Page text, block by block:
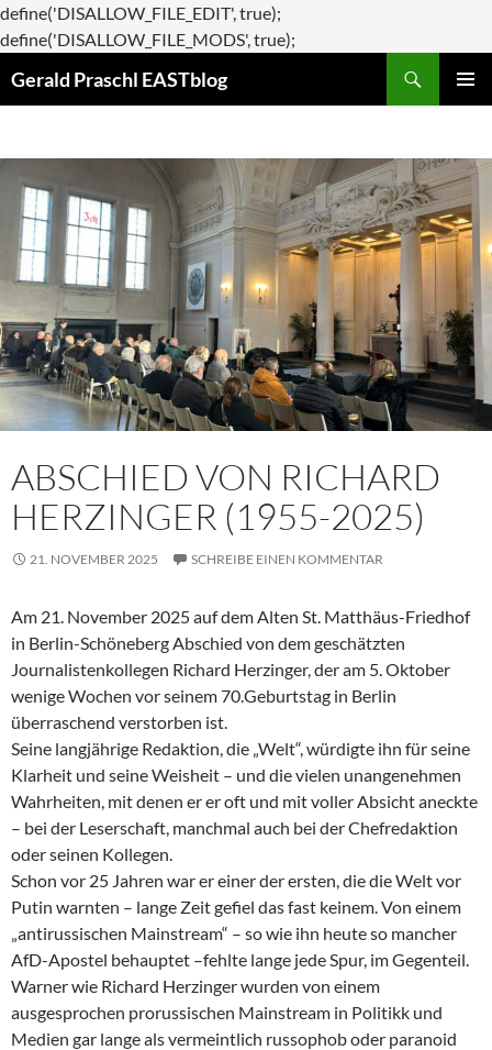
define('DISALLOW_FILE_EDIT', true);
define('DISALLOW_FILE_MODS', true);
Gerald Praschl EASTblog
ABSCHIED VON RICHARD
HERZINGER (1955-2025)
21. NOVEMBER 2025 SCHREIBE EINEN KOMMENTAR
Am 21. November 2025 auf dem Alten St. Matthäus-Friedhof
in Berlin-Schöneberg Abschied von dem geschätzten
Journalistenkollegen Richard Herzinger, der am 5. Oktober
wenige Wochen vor seinem 70.Geburtstag in Berlin
überraschend verstorben ist.
Seine langjährige Redaktion, die „Welt“, würdigte ihn für seine
Klarheit und seine Weisheit – und die vielen unangenehmen
Wahrheiten, mit denen er er oft und mit voller Absicht aneckte
– bei der Leserschaft, manchmal auch bei der Chefredaktion
oder seinen Kollegen.
Schon vor 25 Jahren war er einer der ersten, die die Welt vor
Putin warnten – lange Zeit gefiel das fast keinem. Von einem
„antirussischen Mainstream“ – so wie ihn heute so mancher
AfD-Apostel behauptet –fehlte lange jede Spur, im Gegenteil.
Warner wie Richard Herzinger wurden von einem
ausgesprochen prorussischen Mainstream in Politikk und
Medien gar lange als vermeintlich russophob oder paranoid